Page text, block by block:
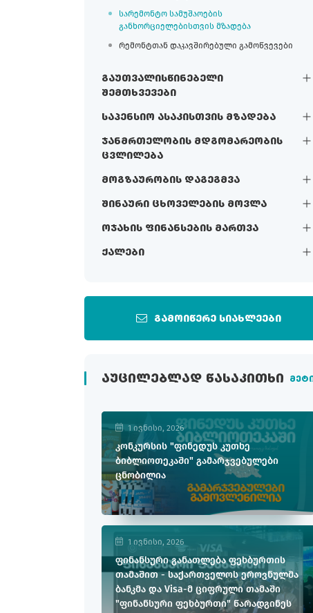
სარემონტო სამუშაოების
განხორციელებისთვის მზადება
რემონტთან დაკავშირებული გამოწვევები
გაუთვალისწინებელი
შემთხვევები
საპენსიო ასაკისთვის მზადება
ჯანმრთელობის მდგომარეობის
ცვლილება
მოგზაურობის დაგეგმვა
შინაური ცხოველების მოვლა
ოჯახის ფინანსების მართვა
ქალები
გამოიწერე სიახლეები
ᲐᲣᲪᲘᲚᲔᲑᲚᲐᲓ ᲬᲐᲡᲐᲙᲘᲗᲮᲘ
1 ივნისი, 2026
კონკურსის "ფინედუს კუთხე
ბიბლიოთეკაში" გამარჯვებულები
ცნობილია
1 ივნისი, 2026
ფინანსური განათლება ფეხბურთის
თამაშით - საქართველოს ეროვნულმა
ბანკმა და Visa-მ ციფრული თამაში
"ფინანსური ფეხბურთი" წარადგინეს